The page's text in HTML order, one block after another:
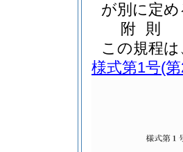
が別に定
附 則
この規程
様式第1号(